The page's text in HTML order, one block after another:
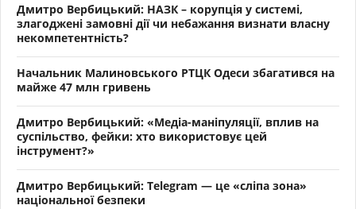
Дмитро Вербицький: НАЗК – корупція у системі,
злагоджені замовні дії чи небажання визнати власну
некомпетентність?
Начальник Малиновського РТЦК Одеси збагатився на
майже 47 млн гривень
Дмитро Вербицький: «Медіа-маніпуляції, вплив на
суспільство, фейки: хто використовує цей
інструмент?»
Дмитро Вербицький: Telegram — це «сліпа зона»
національної безпеки